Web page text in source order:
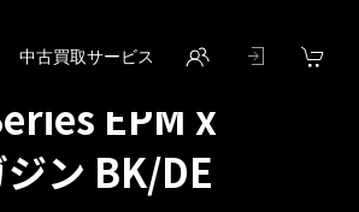
中古買取サービス
EPM x
ン BK/DE